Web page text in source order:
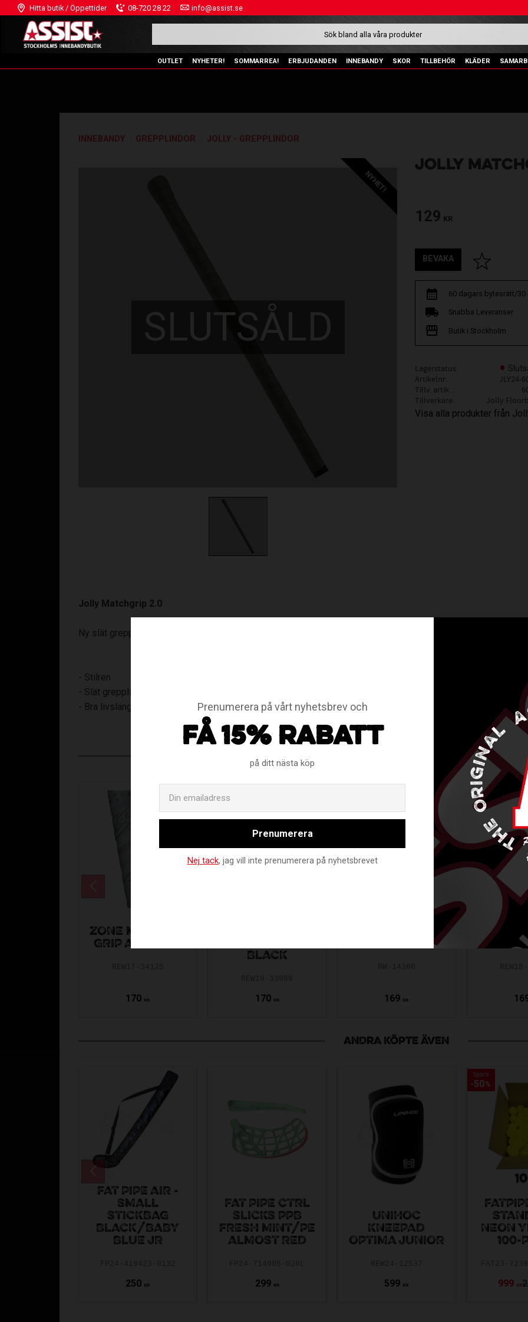
Hitta butik / Öppettider 08-720 28 22 info@assist.se
OUTLET NYHETER! SOMMARREA! ERBJUDANDEN INNEBANDY SKOR TILLBEHÖR KLÄDER
INNEBANDY GREPPLINDOR JOLLY - GREPPLINDOR
JOLLY
NYHET!
SLUTSÅLD
129 KR
Lägg till i
BEVAKA
60 dagars bytesrätt/
Snabba Leveranser
Butik i Stockholm
Lagerstatus
Artikelnr
JLY24-
Tillv. artikelnr
Tillverkare
Jolly
Visa alla produkter från
Jolly Matchgrip 2.0
Ny slät grepplinda från Jolly med otroligt grepp!
- Stilren
- Slät grepplinda
- Bra livslängd
RELATERADE PRODUKTER
ZONE MONSTER
GRIP AIR GREY
170 KR
BLACK
170 KR 169 KR
GRIP
ANDRA KÖPTE ÄVEN
FAT PIPE AIR -
SMALL
STICKBAG
BLACK/BABY
BLUE JR
250 KR
FAT PIPE CTRL
SLICKS PPB
FRESH MINT/PE
ALMOST RED
299 KR
UNIHOC
KNEEPAD
OPTIMA JUNIOR
599 KR
Spara
50%
NEON
100-
999 KR
Spara
50%
Prenumerera på vårt nyhetsbrev och
FÅ 15% RABATT
på ditt nästa köp
Prenumerera
Nej tack, jag vill inte prenumerera på nyhetsbrevet